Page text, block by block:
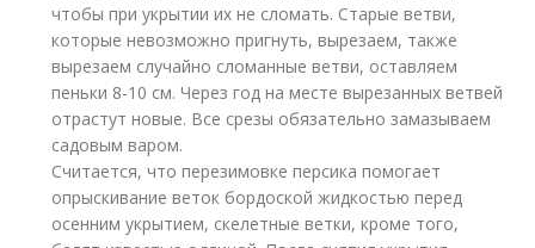
чтобы при укрытии их не сломать. Старые ветви,
которые невозможно пригнуть, вырезаем, также
вырезаем случайно сломанные ветви, оставляем
пеньки 8-10 см. Через год на месте вырезанных ветвей
отрастут новые. Все срезы обязательно замазываем
садовым варом.
Считается, что перезимовке персика помогает
опрыскивание веток бордоской жидкостью перед
осенним укрытием, скелетные ветки, кроме того,